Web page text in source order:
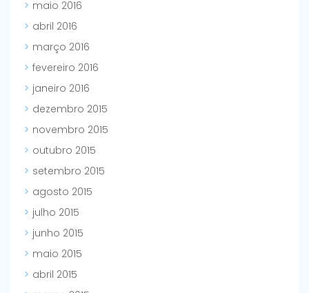
maio 2016
abril 2016
março 2016
fevereiro 2016
janeiro 2016
dezembro 2015
novembro 2015
outubro 2015
setembro 2015
agosto 2015
julho 2015
junho 2015
maio 2015
abril 2015